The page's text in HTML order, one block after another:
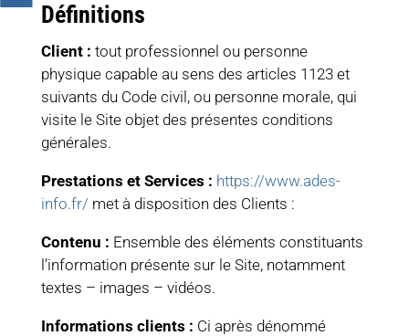
Définitions
Client : tout professionnel ou personne
physique capable au sens des articles 1123 et
suivants du Code civil, ou personne morale, qui
visite le Site objet des présentes conditions
générales.
Prestations et Services : https://www.ades-
info.fr/ met à disposition des Clients :
Contenu : Ensemble des éléments constituants
l’information présente sur le Site, notamment
textes – images – vidéos.
Informations clients : Ci après dénommé